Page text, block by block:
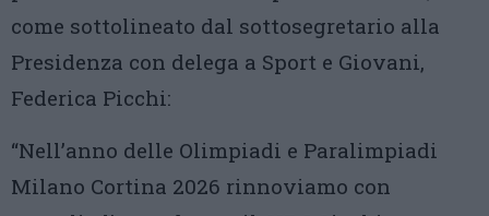
come sottolineato dal sottosegretario alla
Presidenza con delega a Sport e Giovani,
Federica Picchi:
“Nell’anno delle Olimpiadi e Paralimpiadi
Milano Cortina 2026 rinnoviamo con